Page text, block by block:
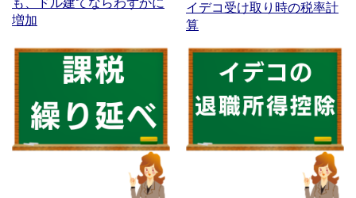
も、ドル建てならわずかに
増加
イデコ受け取り時の税率計
算